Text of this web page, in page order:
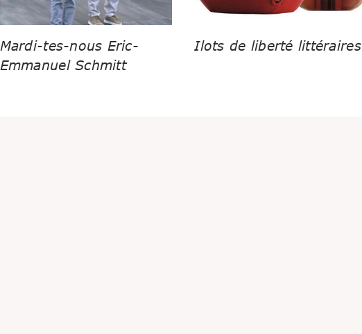
Mardi-tes-nous Eric-
Emmanuel Schmitt
Ilots de liberté littéraires